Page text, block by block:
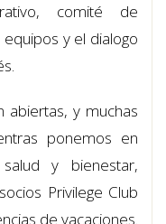
comité de
y el dialogo
abiertas, y muchas
ponemos en
y bienestar,
Privilege Club
de vacaciones.